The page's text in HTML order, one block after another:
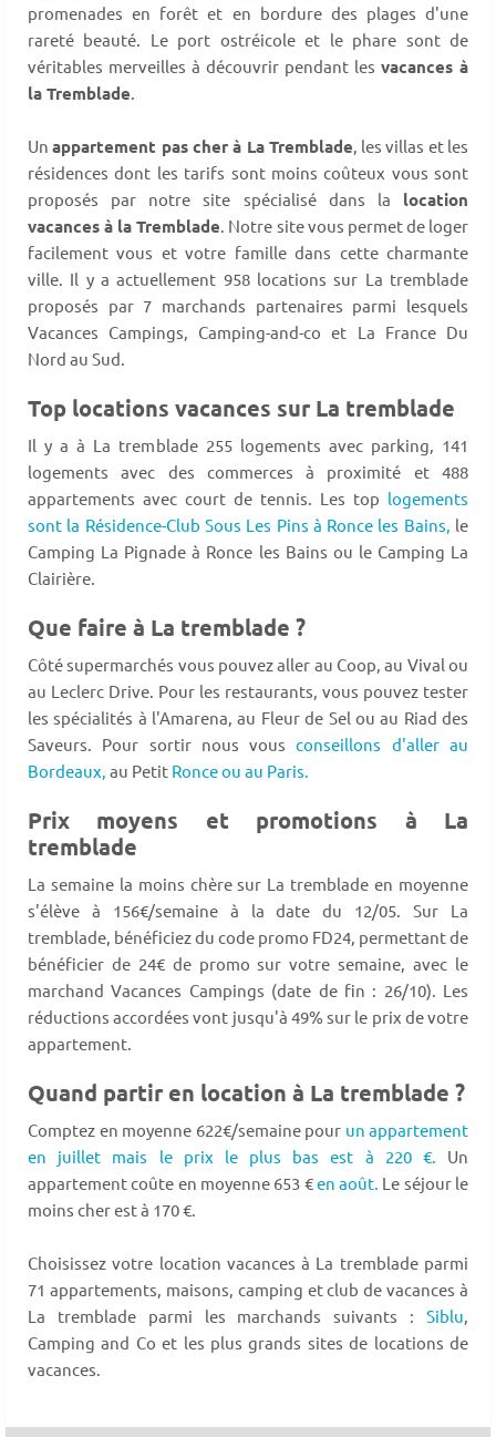
promenades en forêt et en bordure des plages d'une
rareté beauté. Le port ostréicole et le phare sont de
véritables merveilles à découvrir pendant les vacances à
la Tremblade
Unappartement pas cher à La Tremblade , les villas et les
résidences dont les tarifs sont moins coûteux vous sont
proposés par notre site spécialisé dans la location
vacances à la Tremblade . Notre site vous permet de loger
facilement vous et votre famille dans cette charmante
ville. Il y a actuellement 958 locations sur La tremblade
proposés par 7 marchands partenaires parmi lesquels
Vacances Campings, Camping-and-co et La France Du
Nord au Sud.
Top locations vacances sur La tremblade
Il y a à La tremblade 255 logements avec parking, 141
logements avec des commerces à proximité et 488
appartements avec court de tennis. Les top logements
sont la Résidence-Club Sous Les Pins à Ronce les Bains, le
Camping La Pignade à Ronce les Bains ou le Camping La
Clairière.
Que faire à La tremblade ?
Côté supermarchés vous pouvez aller au Coop, au Vival ou
au Leclerc Drive. Pour les restaurants, vous pouvez tester
les spécialités à l'Amarena, au Fleur de Sel ou au Riad des
Saveurs. Pour sortir nous vousconseillons d'aller au
Bordeaux, au Petit Ronce ou au Paris.
Prix moyens et promotions à La
tremblade
La semaine la moins chère sur La tremblade en moyenne
s'élève à 156€/semaine à la date du 12/05. Sur La
tremblade, bénéficiez du code promo FD24, permettant de
bénéficier de 24€ de promo sur votre semaine, avec le
marchand Vacances Campings (date de fin : 26/10). Les
réductions accordées vont jusqu'à 49% sur le prix de votre
appartement.
Quand partir en location à La tremblade ?
Comptez en moyenne 622€/semaine pour un appartement
en juillet mais le prix le plus bas est à 220 €.
Un
appartement coûte en moyenne 653 €en août. Le séjour le
moins cher est à 170 €.
Choisissez votre location vacances à La tremblade parmi
71 appartements, maisons, camping et club de vacances à
La tremblade parmi les marchands suivants : Siblu
Camping and Co et les plus grands sites de locations de
vacances.